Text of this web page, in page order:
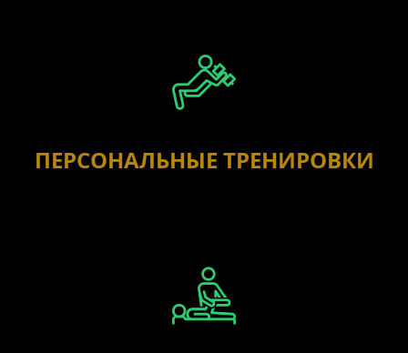
ПЕРСОНАЛЬНЫЕ ТРЕНИРОВКИ